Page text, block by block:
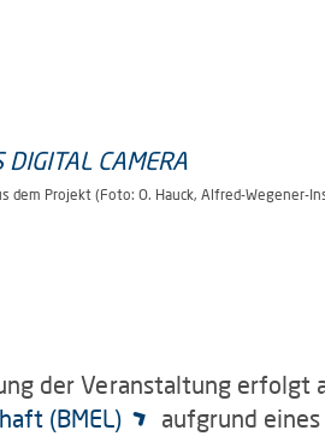
dem Projekt (Foto: O. Hauck, Alfred-Wegener-
der Veranstaltung erfolgt
(BMEL)
aufgrund eines